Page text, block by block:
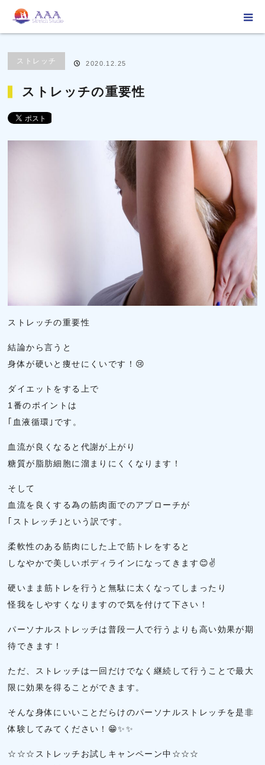
ブログ
ストレッチ 2020.12.25
ストレッチの重要性
ストレッチの重要性
結論から言うと
身体が硬いと痩せにくいです！😢
ダイエットをする上で
1番のポイントは
｢血液循環｣です。
血流が良くなると代謝が上がり
糖質が脂肪細胞に溜まりにくくなります！
そして
血流を良くする為の筋肉面でのアプローチが
｢ストレッチ｣という訳です。
柔軟性のある筋肉にした上で筋トレをすると
しなやかで美しいボディラインになってきます😊✌
硬いまま筋トレを行うと無駄に太くなってしまったり
怪我をしやすくなりますので気を付けて下さい！
パーソナルストレッチは普段一人で行うよりも高い効果が期
待できます！
ただ、ストレッチは一回だけでなく継続して行うことで最大
限に効果を得ることができます。
そんな身体にいいことだらけのパーソナルストレッチを是非
体験してみてください！😁✨✨
☆☆☆ストレッチお試しキャンペーン中☆☆☆